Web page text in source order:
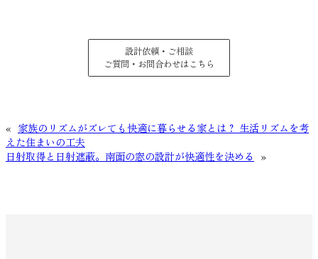
設計依頼・ご相談
ご質問・お問合わせはこちら
« 家族のリズムがズレても快適に暮らせる家とは？ 生活リズムを考
えた住まいの工夫
日射取得と日射遮蔽。南面の窓の設計が快適性を決める
»